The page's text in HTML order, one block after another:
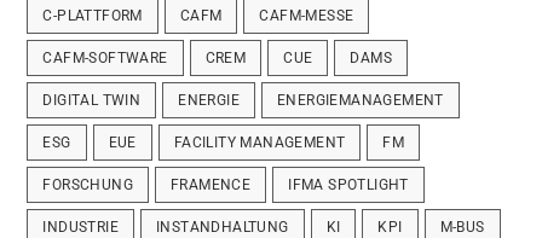
C-PLATTFORM CAFM CAFM-MESSE
CAFM-SOFTWARE CREM CUE DAMS
DIGITAL TWIN ENERGIE ENERGIEMANAGEMENT
ESG EUE FACILITY MANAGEMENT FM
FORSCHUNG FRAMENCE IFMA SPOTLIGHT
INDUSTRIE INSTANDHALTUNG KI KPI M-BUS